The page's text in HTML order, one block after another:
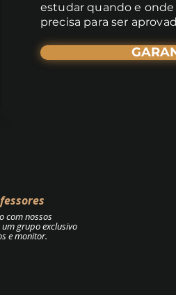
estudar quando e
precisa para ser
com nossos
grupo exclusivo
e monitor.